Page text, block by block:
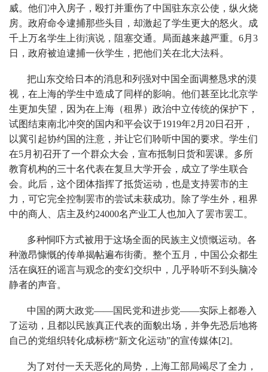
威。他们冲入房子，殴打并重伤了中国驻东京公使，纵火烧
房。政府命令逮捕那些头目，却激起了学生更大的怒火。成
千上万名学生上街演说，阻塞交通。局面越来越严重。6月3
日，政府被迫逮捕一伙学生，把他们关在北大法科。
把山东交给日本的消息和列强对中国全面调整恳求的漠
视，在上海的学生中造成了同样的影响。他们甚至比北京学
生更加失望，因为在上海（租界）政治中立传统的保护下，
试图结束南北冲突的国内和平会议于1919年2月20日召开，
以冀引起协约国的注意，并让它们聆听中国的要求。学生们
在5月初召开了一个群众大会，宣布抵制日货和罢课。多所
教育机构的三十名代表在复旦大学开会，成立了学生联合
会。此后，这个团体指挥了抵货运动，也是支持罢市的主
力，可它完全控制罢市的尝试未获成功。除了学生外，租界
中的商人、店主及约24000名产业工人也加入了罢市罢工。
多种恫吓方式被用于这场全面的民族主义愤慨运动。各
种激昂慷慨的传单揭帖遍布街衢。整个五月，中国公众都生
活在疯狂的谣言与观念的变幻交织中，几乎聆听不到头脑冷
静者的声音。
中国的两大政党——国民党和进步党——实际上都卷入
了运动，且都以民族真正代表的面貌出场，并争先恐后地将
自己的党组织转化成标榜“新文化运动”的宣传媒体[2]。
为了对付一天天恶化的局势，上海工部局竭尽了全力，